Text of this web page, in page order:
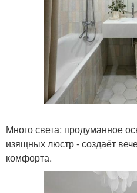
Много света: продуманное
изящных люстр - создаёт
комфорта.